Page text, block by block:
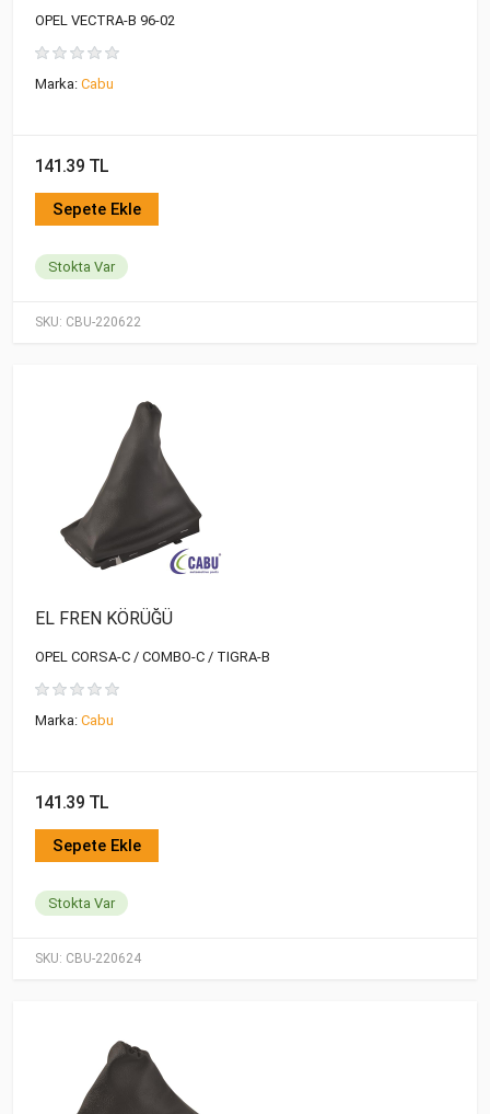
SKU: CBU-220622
OPEL VECTRA-B 96-02
Marka: Cabu
141.39 TL
Sepete Ekle
Stokta Var
SKU: CBU-220624
EL FREN KÖRÜĞÜ
OPEL CORSA-C / COMBO-C / TIGRA-B
Marka: Cabu
141.39 TL
Sepete Ekle
Stokta Var